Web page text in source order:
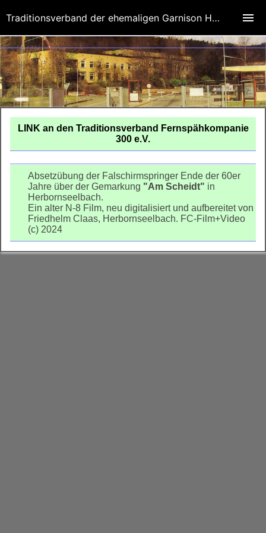
LINK an den Traditionsverband Fernspähkompanie
300 e.V.
Fernspähkompanie 300 Herbornseelbach
Absetzübung der Falschirmspringer Ende der 60er
Jahre über der Gemarkung "Am Scheidt" in
Herbornseelbach.
Ein alter N-8 Film, neu digitalisiert und aufbereitet von
Friedhelm Claas, Herbornseelbach. FC-Film+Video
(c) 2024
Traditionsverband der ehemaligen Garnison Herbornseelbach